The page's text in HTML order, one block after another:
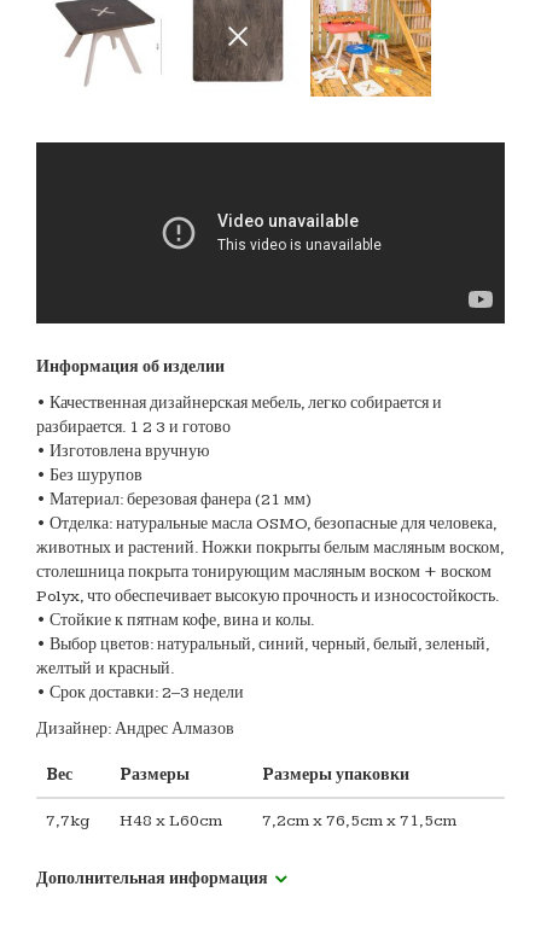
Информация об изделии
• Качественная дизайнерская мебель, легко собирается и
разбирается. 1 2 3 и готово
• Изготовлена вручную
• Без шурупов
• Материал: березовая фанера (21 мм)
• Отделка: натуральные масла OSMO, безопасные для человека,
животных и растений. Ножки покрыты белым масляным воском,
столешница покрыта тонирующим масляным воском + воском
Polyx, что обеспечивает высокую прочность и износостойкость.
• Стойкие к пятнам кофе, вина и колы.
• Выбор цветов: натуральный, синий, черный, белый, зеленый,
желтый и красный.
• Срок доставки: 2–3 недели
Дизайнер: Андрес Алмазов
Bес Pазмеры Pазмеры упаковки
7,7kg H48 x L60cm 7,2cm x 76,5cm x 71,5cm
Дополнительная информация